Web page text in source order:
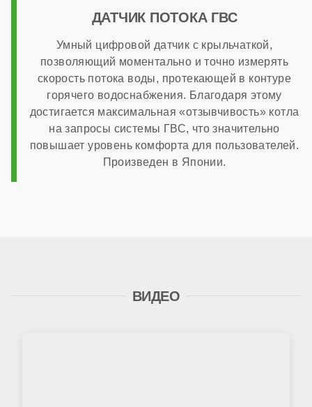
ДАТЧИК ПОТОКА ГВС
Умный цифровой датчик с крыльчаткой,
позволяющий моментально и точно измерять
скорость потока воды, протекающей в контуре
горячего водоснабжения. Благодаря этому
достигается максимальная «отзывчивость» котла
на запросы системы ГВС, что значительно
повышает уровень комфорта для пользователей.
Произведен в Японии.
ВИДЕО